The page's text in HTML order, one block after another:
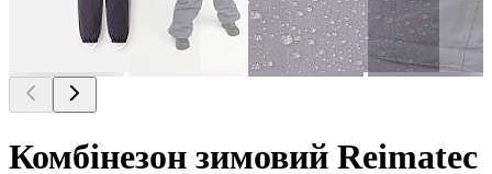
Комбінезон зимовий Reimatec